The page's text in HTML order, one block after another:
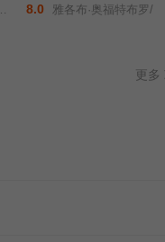
8.0 雅各布·奥福特布罗/
更多